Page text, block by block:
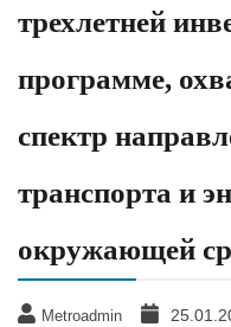
трехлетней
программе,
спектр
транспорта и
окружающей
Metroadmin